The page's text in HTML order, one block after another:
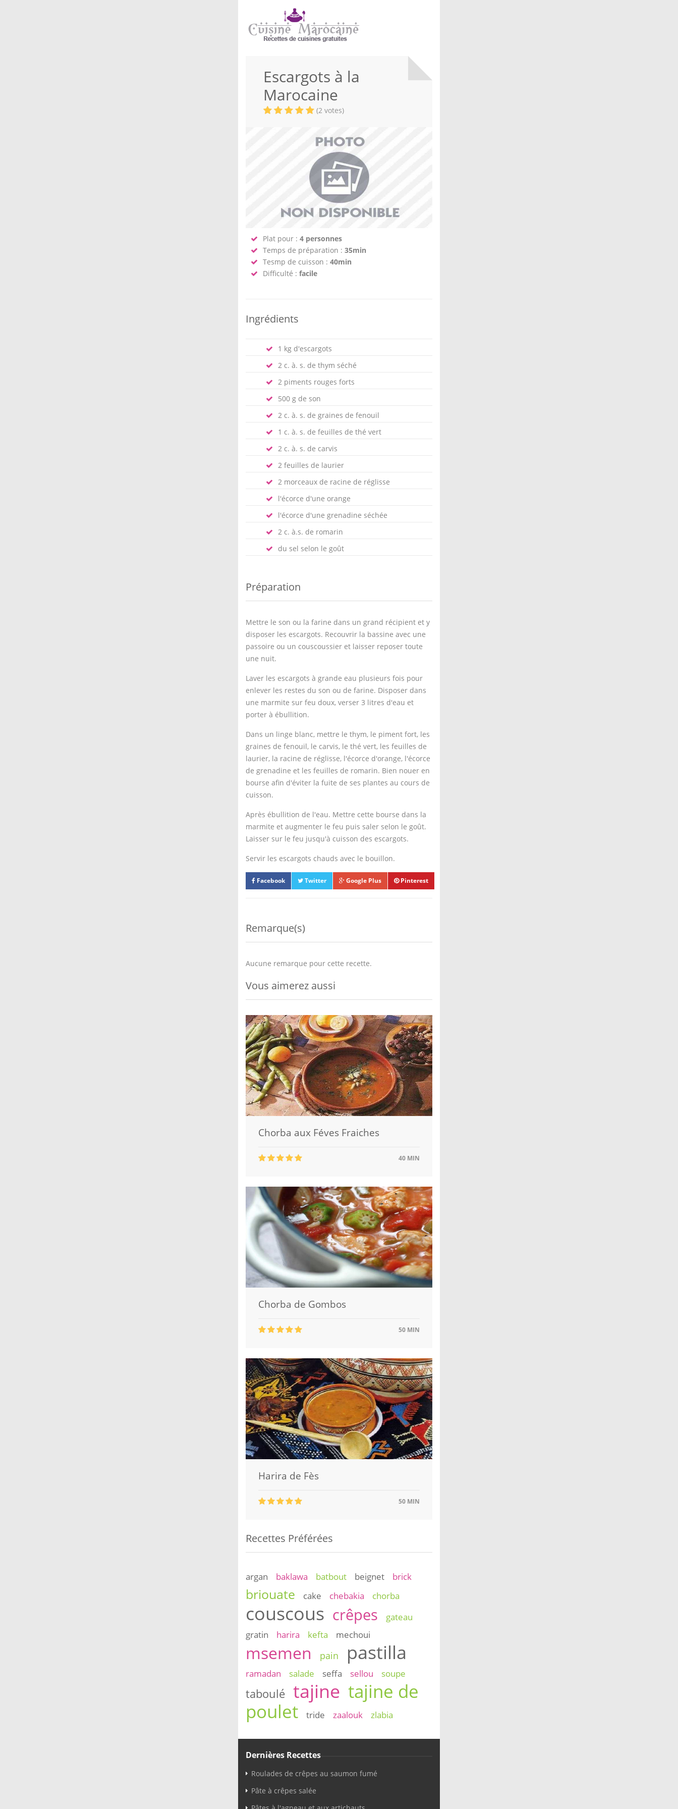
Escargots à la
Marocaine
(2 votes)
Plat pour : 4 personnes
Temps de préparation : 35min
Tesmp de cuisson : 40min
Difficulté : facile
Ingrédients
1 kg d'escargots
2 c. à. s. de thym séché
2 piments rouges forts
500 g de son
2 c. à. s. de graines de fenouil
1 c. à. s. de feuilles de thé vert
2 c. à. s. de carvis
2 feuilles de laurier
2 morceaux de racine de réglisse
l'écorce d'une orange
l'écorce d'une grenadine séchée
2 c. à.s. de romarin
du sel selon le goût
Préparation
Mettre le son ou la farine dans un grand récipient et y
disposer les escargots. Recouvrir la bassine avec une
passoire ou un couscoussier et laisser reposer toute
une nuit.
Laver les escargots à grande eau plusieurs fois pour
enlever les restes du son ou de farine. Disposer dans
une marmite sur feu doux, verser 3 litres d'eau et
porter à ébullition.
Dans un linge blanc, mettre le thym, le piment fort, les
graines de fenouil, le carvis, le thé vert, les feuilles de
laurier, la racine de réglisse, l'écorce d'orange, l'écorce
de grenadine et les feuilles de romarin. Bien nouer en
bourse afin d'éviter la fuite de ses plantes au cours de
cuisson.
Après ébullition de l'eau. Mettre cette bourse dans la
marmite et augmenter le feu puis saler selon le goût.
Laisser sur le feu jusqu'à cuisson des escargots.
Servir les escargots chauds avec le bouillon.
Facebook Twitter Google Plus Pinterest
Remarque(s)
Aucune remarque pour cette recette.
Vous aimerez aussi
Chorba aux Féves Fraiches
40 MIN
Chorba de Gombos
50 MIN
Harira de Fès
50 MIN
Recettes Préférées
argan baklawa batbout beignet brick
briouate cake chebakia chorba
couscous crêpes
gateau
gratin
harira kefta mechoui
msemen pain pastilla
ramadan salade seffa sellou soupe
taboulé tajine tajine de
poulet
tride zaalouk zlabia
Dernières Recettes
Roulades de crêpes au saumon fumé
Pâte à crêpes salée